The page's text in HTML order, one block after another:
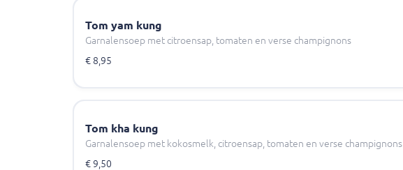
Tom yam kung
Garnalensoep met citroensap, tomaten en verse champignons
€ 8,95
Tom kha kung
Garnalensoep met kokosmelk, citroensap, tomaten en verse champignons
€ 9,50